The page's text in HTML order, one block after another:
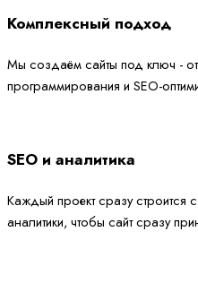
Комплексный подход
Мы создаём сайты под ключ -
программирования и SEO-
SEO и аналитика
Каждый проект сразу строится
аналитики, чтобы сайт сразу